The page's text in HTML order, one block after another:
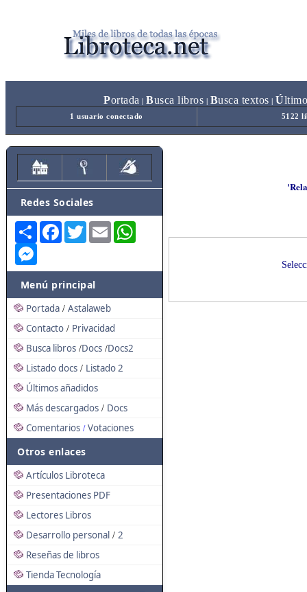
Portada Busca libros Busca textos Ú
1 usuario conectado 5122
Redes Sociales
Share FacebookTwitterEmail
Menú principal
Portada / Astalaweb
Contacto / Privacidad
Busca libros /Docs /Docs2
Listado docs / Listado 2
Últimos añadidos
Más descargados / Docs
Comentarios / Votaciones
Otros enlaces
Artículos Libroteca
Presentaciones PDF
Lectores Libros
Desarrollo personal / 2
Reseñas de libros
Tienda Tecnología